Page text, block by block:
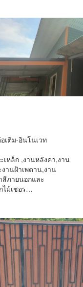
เติม-อินโนเวท
เหล็ก ,งานหลังคา,งาน
านฝ้าเพดาน,งาน
ภายนอกและ
ไม้เชอร…